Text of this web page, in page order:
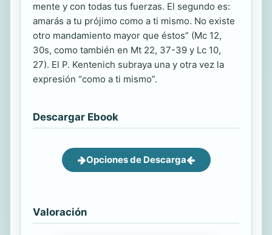
mente y con todas tus fuerzas. El segundo es:
amarás a tu prójimo como a ti mismo. No existe
otro mandamiento mayor que éstos” (Mc 12,
30s, como también en Mt 22, 37-39 y Lc 10,
27). El P. Kentenich subraya una y otra vez la
expresión “como a ti mismo”.
Descargar Ebook
Opciones de Descarga
Valoración